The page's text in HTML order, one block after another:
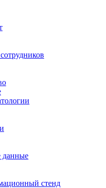
данные
стенд